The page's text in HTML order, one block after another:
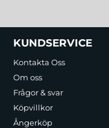
Sidfot
KUNDSERVICE
Kontakta Oss
Om oss
Frågor & svar
Köpvillkor
Ångerköp